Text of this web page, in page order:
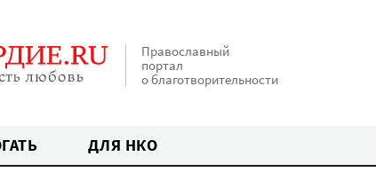
Православный
портал
о благотворительности
ДЛЯ НКО